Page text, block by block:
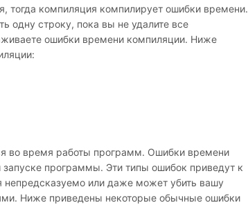
тогда компиляция компилирует ошибки времени.
одну строку, пока вы не удалите все
ошибки времени компиляции. Ниже
во время работы программ. Ошибки времени
программы. Эти типы ошибок приведут к
непредсказуемо или даже может убить вашу
Ниже приведены некоторые обычные ошибки